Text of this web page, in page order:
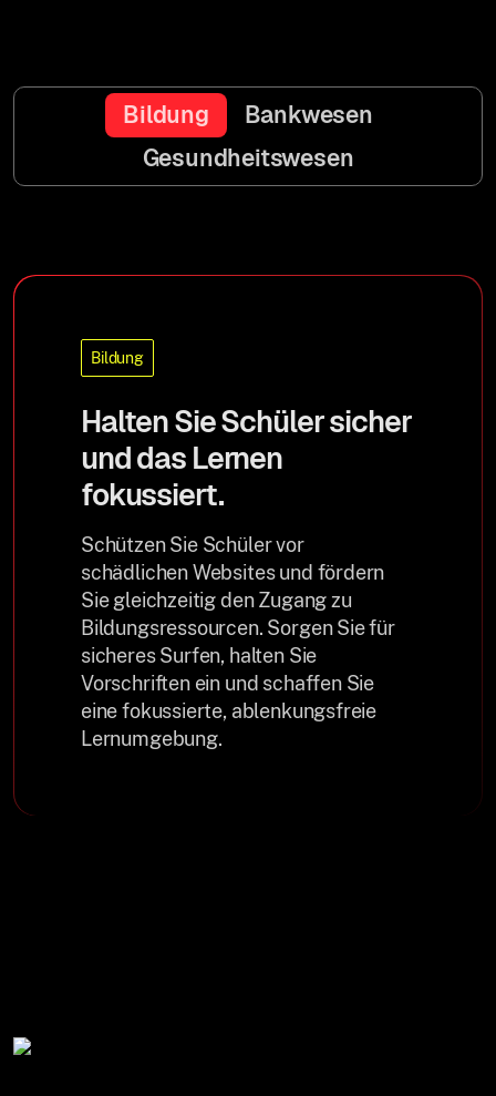
Bildung
Bankwesen
Gesundheitswesen
Bildung
Halten Sie Schüler sicher
und das Lernen
fokussiert.
Schützen Sie Schüler vor
schädlichen Websites und fördern
Sie gleichzeitig den Zugang zu
Bildungsressourcen. Sorgen Sie für
sicheres Surfen, halten Sie
Vorschriften ein und schaffen Sie
eine fokussierte, ablenkungsfreie
Lernumgebung.